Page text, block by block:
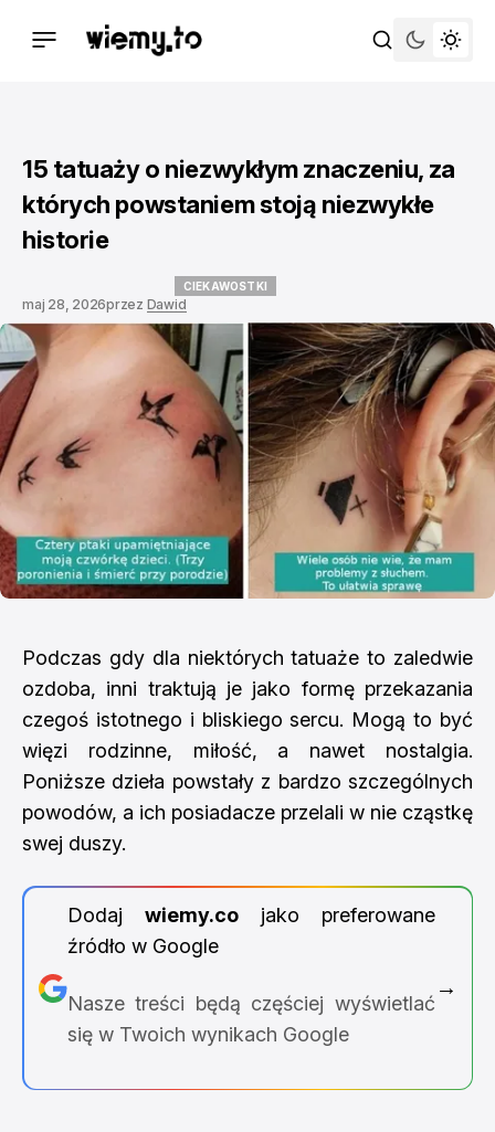
15 tatuaży o niezwykłym znaczeniu, za
których powstaniem stoją niezwykłe
historie
CIEKAWOSTKI
maj 28, 2026przez Dawid
Podczas gdy dla niektórych tatuaże to zaledwie
ozdoba, inni traktują je jako formę przekazania
czegoś istotnego i bliskiego sercu. Mogą to być
więzi rodzinne, miłość, a nawet nostalgia.
Poniższe dzieła powstały z bardzo szczególnych
powodów, a ich posiadacze przelali w nie cząstkę
swej duszy.
Dodaj wiemy.cojako preferowane
źródło w Google
Nasze treści będą częściej wyświetlać
się w Twoich wynikach Google
→